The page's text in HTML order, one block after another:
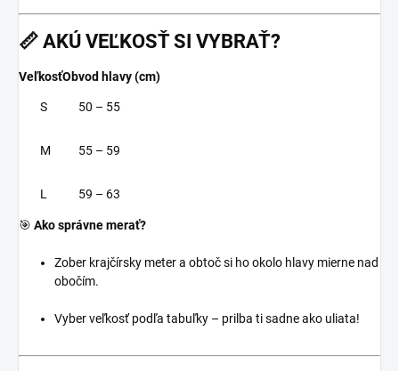
📏 AKÚ VEĽKOSŤ SI VYBRAŤ?
VeľkosťObvod hlavy (cm)
S 50 – 55
M 55 – 59
L 59 – 63
🎯 Ako správne merať?
Zober krajčírsky meter a obtoč si ho okolo hlavy mierne nad
obočím.
Vyber veľkosť podľa tabuľky – prilba ti sadne ako uliata!